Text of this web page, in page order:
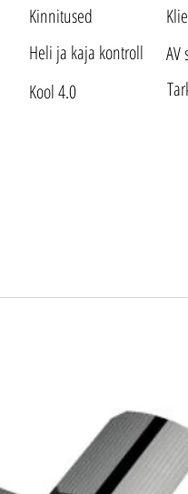
Heli ja kaja kontroll
Kinnitused
Kool 4.0